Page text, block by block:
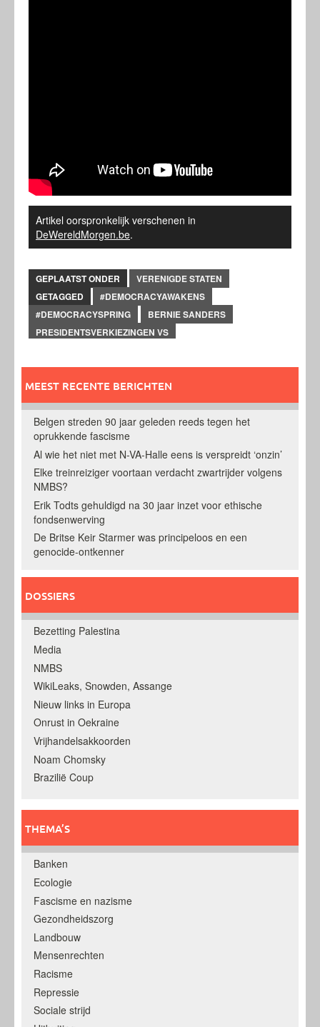
Artikel oorspronkelijk verschenen in
DeWereldMorgen.be.
GEPLAATST ONDER
VERENIGDE STATEN
GETAGGED
#DEMOCRACYAWAKENS
#DEMOCRACYSPRING
BERNIE SANDERS
PRESIDENTSVERKIEZINGEN VS
MEEST RECENTE BERICHTEN
Belgen streden 90 jaar geleden reeds tegen het
oprukkende fascisme
Al wie het niet met N-VA-Halle eens is verspreidt ‘onzin’
Elke treinreiziger voortaan verdacht zwartrijder volgens
NMBS?
Erik Todts gehuldigd na 30 jaar inzet voor ethische
fondsenwerving
De Britse Keir Starmer was principeloos en een
genocide-ontkenner
DOSSIERS
Bezetting Palestina
Media
NMBS
WikiLeaks, Snowden, Assange
Nieuw links in Europa
Onrust in Oekraine
Vrijhandelsakkoorden
Noam Chomsky
Brazilië Coup
THEMA’S
Banken
Ecologie
Fascisme en nazisme
Gezondheidszorg
Landbouw
Mensenrechten
Racisme
Repressie
Sociale strijd